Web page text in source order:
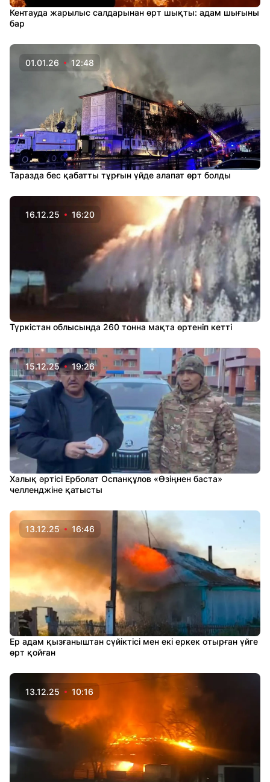
Кентауда жарылыс салдарынан өрт шықты: адам шығыны
бар
01.01.26 12:48
Таразда бес қабатты тұрғын үйде алапат өрт болды
16.12.25 16:20
Түркістан облысында 260 тонна мақта өртеніп кетті
15.12.25 19:26
Халық әртісі Ерболат Оспанқұлов «Өзіңнен баста»
челленджіне қатысты
13.12.25 16:46
Ер адам қызғаныштан сүйіктісі мен екі еркек отырған үйге
өрт қойған
13.12.25 10:16